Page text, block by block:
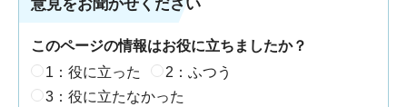
意見をお聞かせください
このページの情報はお役に立ちましたか？
1：役に立った
2：ふつう
3：役に立たなかった